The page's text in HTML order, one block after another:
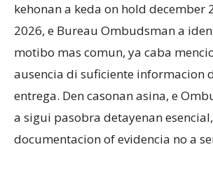
kehonan a keda on hold december
2026, e Bureau Ombudsman a
motibo mas comun, ya caba
ausencia di suficiente informacion
entrega. Den casonan asina, e
a sigui pasobra detayenan esencial,
documentacion of evidencia no a